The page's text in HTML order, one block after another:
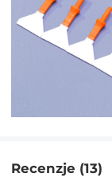
Recenzje (13)